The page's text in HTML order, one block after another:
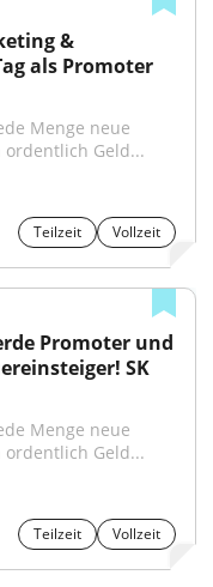
&
als Promoter
Menge neue
Geld...
Teilzeit Vollzeit
Promoter und
SK
Menge neue
Geld...
Teilzeit Vollzeit